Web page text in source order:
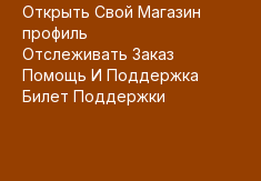
Открыть Свой Магазин
профиль
Отслеживать Заказ
Помощь И Поддержка
Билет Поддержки